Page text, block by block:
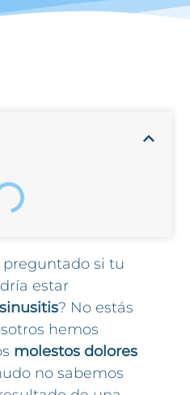
preguntado si tu
estar
sinusitis? No estás
hemos
molestos dolores
no sabemos